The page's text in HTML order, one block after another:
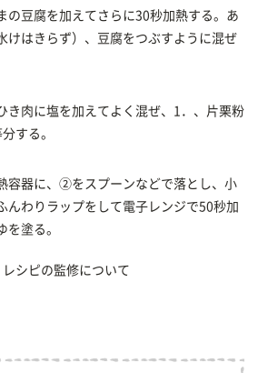
の豆腐を加えてさらに30秒加熱する。あ
けはきらず）、豆腐をつぶすように混ぜ
き肉に塩を加えてよく混ぜ、1．、片栗粉
する。
容器に、②をスプーンなどで落とし、小
んわりラップをして電子レンジで50秒加
を塗る。
レシピの監修について